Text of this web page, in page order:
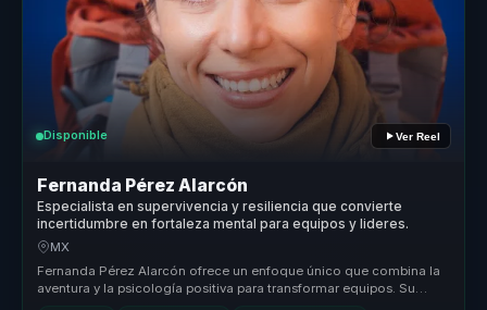
Disponible Ver Reel
Fernanda Pérez Alarcón
Especialista en supervivencia y resiliencia que convierte
incertidumbre en fortaleza mental para equipos y lideres.
MX
Fernanda Pérez Alarcón ofrece un enfoque único que combina la
aventura y la psicología positiva para transformar equipos. Su